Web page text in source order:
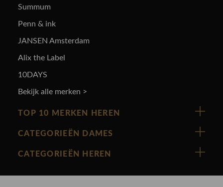
Summum
Penn & ink
JANSEN Amsterdam
Alix the Label
10DAYS
Bekijk alle merken >
TOP 10 MERKEN HEREN
Vanguard
Cast Iron
CATEGORIEËN DAMES
Nieuw binnen
CATEGORIEËN HEREN